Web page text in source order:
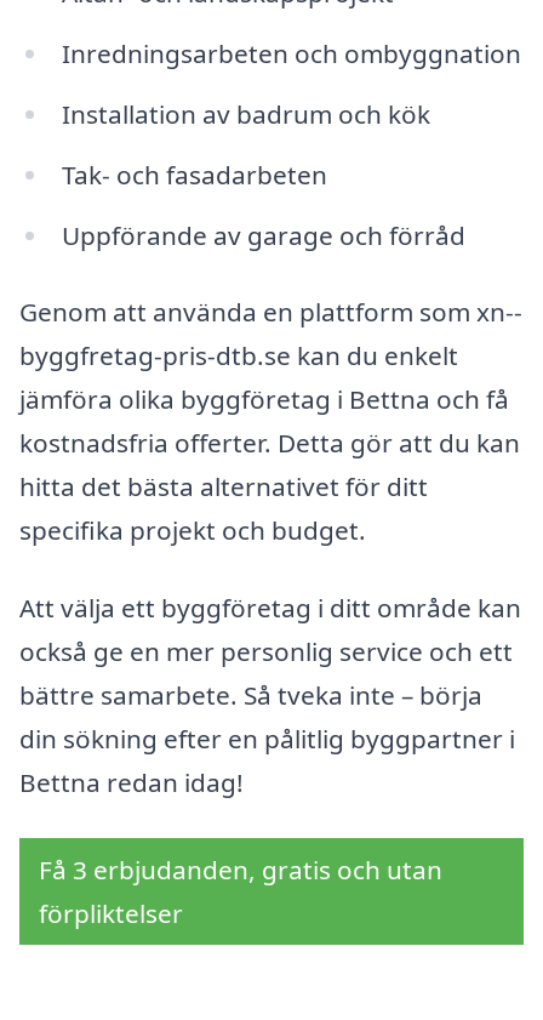
Inredningsarbeten och ombyggnation
Installation av badrum och kök
Tak- och fasadarbeten
Uppförande av garage och förråd
Genom att använda en plattform som xn--
byggfretag-pris-dtb.se kan du enkelt
jämföra olika byggföretag i Bettna och få
kostnadsfria offerter. Detta gör att du kan
hitta det bästa alternativet för ditt
specifika projekt och budget.
Att välja ett byggföretag i ditt område kan
också ge en mer personlig service och ett
bättre samarbete. Så tveka inte – börja
din sökning efter en pålitlig byggpartner i
Bettna redan idag!
Få 3 erbjudanden, gratis och utan
förpliktelser